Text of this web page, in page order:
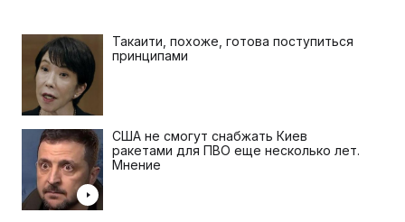
Такаити, похоже, готова поступиться
принципами
США не смогут снабжать Киев
ракетами для ПВО еще несколько лет.
Мнение